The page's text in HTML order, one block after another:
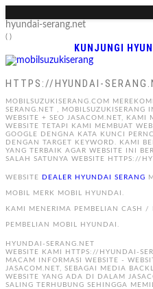
hyundai-serang.net
( )
KUNJUNGI
HTTPS://HYUNDAI-
MOBILSUZUKISERANG.COM
SERANG.NET , MOBILSUZUKISERANG
WEBSITE + SEO JASACOM.NET, KAMI
WEBSITE TETAPI KAMI MEMBUAT
GOOGLE DENGNA KATA KUNCI
DENGAN TARGET KEYWORD. KAMI
YANG TERBAIK AGAR WEBSITE INI
SALAH SATUNYA WEBSITE HTTPS://
WEBSITE DEALER HYUNDAI SERANG
MOBIL MERK MOBIL HYUNDAI.
KAMI MENERIMA PEMBELIAN CASH /
PEMBELIAN MOBIL HYUNDAI.
HYUNDAI-SERANG.NET
WEBSITE KAMI HTTPS://HYUNDAI-
MACAM INFORMASI WEBSITE -
JASACOM.NET, SEBAGAI MEDIA
WEBSITE YANG ADA DI DALAM
SALING TERHUBUNG SEHINGGA